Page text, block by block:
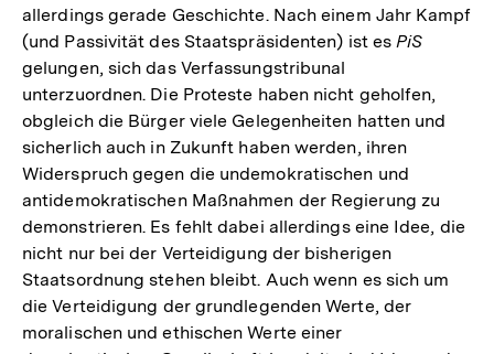
allerdings gerade Geschichte. Nach einem Jahr Kampf
(und Passivität des Staatspräsidenten) ist esPiS
gelungen, sich das Verfassungstribunal
unterzuordnen. Die Proteste haben nicht geholfen,
obgleich die Bürger viele Gelegenheiten hatten und
sicherlich auch in Zukunft haben werden, ihren
Widerspruch gegen die undemokratischen und
antidemokratischen Maßnahmen der Regierung zu
demonstrieren. Es fehlt dabei allerdings eine Idee, die
nicht nur bei der Verteidigung der bisherigen
Staatsordnung stehen bleibt. Auch wenn es sich um
die Verteidigung der grundlegenden Werte, der
moralischen und ethischen Werte einer